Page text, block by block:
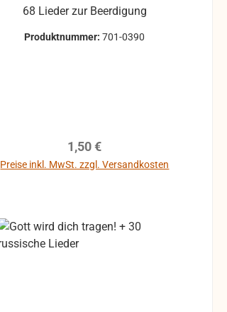
68 Lieder zur Beerdigung
Produktnummer:701-0390
Regulärer Preis:
1,50 €
Preise inkl. MwSt. zzgl. Versandkosten